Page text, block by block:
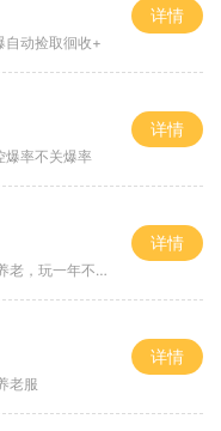
自动捡取徊收+
详情
爆率不关爆率
详情
一年不腻，屠龙
详情
老服
详情